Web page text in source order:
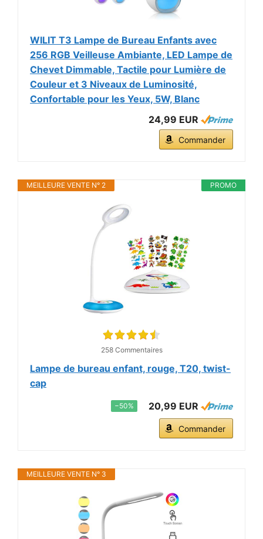
WILIT T3 Lampe de Bureau Enfants avec
256 RGB Veilleuse Ambiante, LED Lampe de
Chevet Dimmable, Tactile pour Lumière de
Couleur et 3 Niveaux de Luminosité,
Confortable pour les Yeux, 5W, Blanc
24,99 EUR
Commander
PROMO
MEILLEURE VENTE N° 2
258 Commentaires
Lampe de bureau enfant, rouge, T20, twist-
cap
−50% 20,99 EUR
Commander
MEILLEURE VENTE N° 3